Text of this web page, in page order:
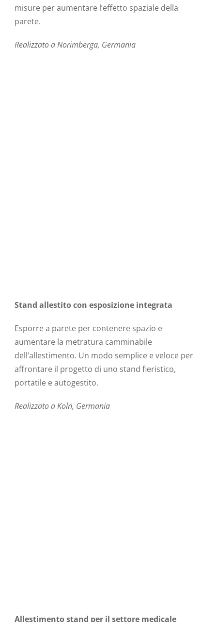
misure per aumentare l’effetto spaziale della
parete.
Realizzato a Norimberga, Germania
Stand allestito con esposizione integrata
Esporre a parete per contenere spazio e
aumentare la metratura camminabile
dell’allestimento. Un modo semplice e veloce per
affrontare il progetto di uno stand fieristico,
portatile e autogestito.
Realizzato a Koln, Germania
Allestimento stand per il settore medicale